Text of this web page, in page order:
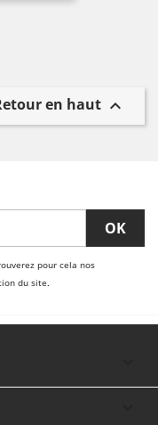
en haut 
pour cela nos
du site.